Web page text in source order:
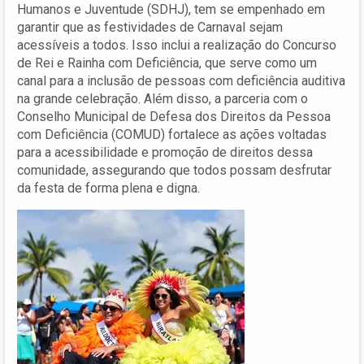
Humanos e Juventude (SDHJ), tem se empenhado em
garantir que as festividades de Carnaval sejam
acessíveis a todos. Isso inclui a realização do Concurso
de Rei e Rainha com Deficiência, que serve como um
canal para a inclusão de pessoas com deficiência auditiva
na grande celebração. Além disso, a parceria com o
Conselho Municipal de Defesa dos Direitos da Pessoa
com Deficiência (COMUD) fortalece as ações voltadas
para a acessibilidade e promoção de direitos dessa
comunidade, assegurando que todos possam desfrutar
da festa de forma plena e digna.